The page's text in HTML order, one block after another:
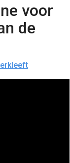
voor
de